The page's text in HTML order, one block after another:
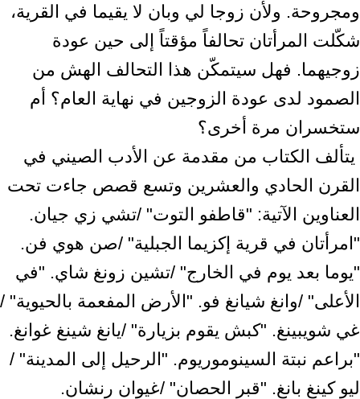
ومجروحة. ولأن زوجا لي وبان لا يقيما في القرية،
شكّلت المرأتان تحالفاً ‏مؤقتاً إلى حين عودة
زوجيهما. فهل سيتمكّن هذا التحالف الهش من
الصمود لدى عودة ‏الزوجين في نهاية العام؟ أم
ستخسران مرة أخرى؟ ‎
‎ يتألف الكتاب من مقدمة عن الأدب الصيني في
القرن الحادي والعشرين وتسع قصص ‏جاءت تحت
العناوين الآتية: "قاطفو التوت" /تشي زي جيان.
"امرأتان في قرية إكزيما ‏الجبلية" /صن هوي فن.
"يوما بعد يوم في الخارج" /تشين زونغ شاي. "في
الأعلى" /وانغ ‏شيانغ فو. "الأرض المفعمة بالحيوية" /
غي شويبينغ. "كبش يقوم بزيارة" /يانغ شينغ ‏غوانغ.
"براعم نبتة السينوموريوم. "الرحيل إلى المدينة" /
ليو كينغ بانغ. "قبر الحصان" ‏‏/غيوان رنشان.‏